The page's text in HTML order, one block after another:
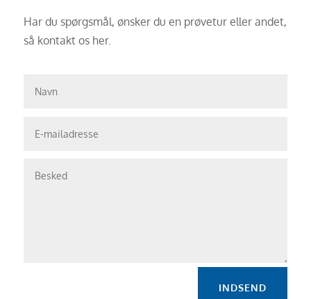
Har du spørgsmål, ønsker du en prøvetur eller andet,
så kontakt os her.
INDSEND